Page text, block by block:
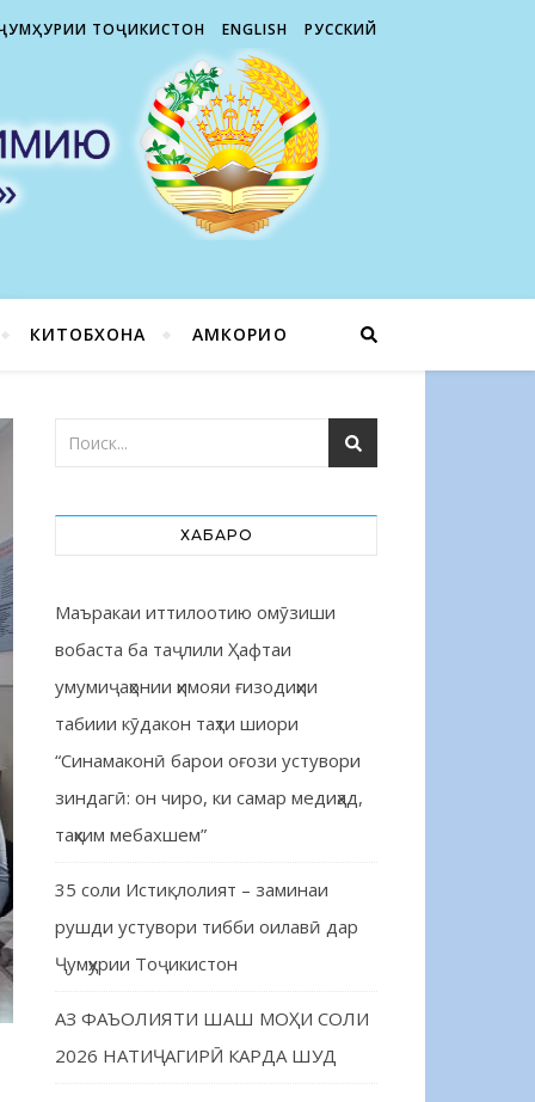
ТОҶИКИСТОН ENGLISH РУССКИЙ
КИТОБХОНА ҲАМКОРИҲО
ХАБАРҲО
Маъракаи иттилоотию омӯзиши
вобаста ба таҷлили Ҳафтаи
умумиҷаҳонии ҳимояи ғизодиҳии
табиии кӯдакон таҳти шиори
“Синамаконӣ барои оғози устувори
зиндагӣ: он чиро, ки самар медиҳад,
таҳким мебахшем”
35 соли Истиқлолият – заминаи
рушди устувори тибби оилавӣ дар
Ҷумҳурии Тоҷикистон
АЗ ФАЪОЛИЯТИ ШАШ МОҲИ СОЛИ
2026 НАТИҶАГИРӢ КАРДА ШУД